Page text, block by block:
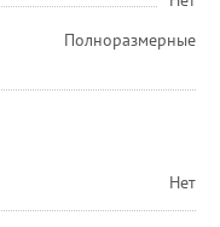
Полноразмерные
Нет